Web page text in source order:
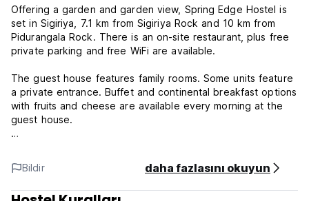
Offering a garden and garden view, Spring Edge Hostel is
set in Sigiriya, 7.1 km from Sigiriya Rock and 10 km from
Pidurangala Rock. There is an on-site restaurant, plus free
private parking and free WiFi are available.
The guest house features family rooms. Some units feature
a private entrance. Buffet and continental breakfast options
with fruits and cheese are available every morning at the
guest house.
Wildlife Range Office - Sigiriya is 5.2 km from Spring Edge
Hostel, while Sigiriya Museum is 6.4 km away. The nearest
airport is Sigiriya Airport, 4 km from the accommodation.
Bildir daha fazlasını okuyun